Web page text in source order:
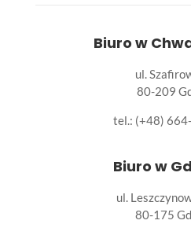
Biuro w
ul.
80-209
tel.: (+48)
Biuro w
ul.
80-175